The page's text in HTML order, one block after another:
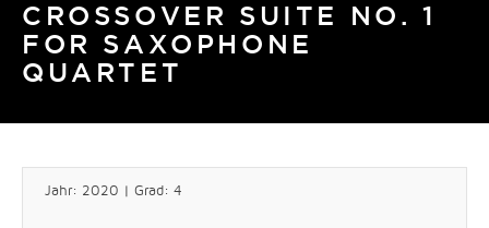
CROSSOVER SUITE NO. 1
FOR SAXOPHONE
QUARTET
Jahr: 2020 | Grad: 4